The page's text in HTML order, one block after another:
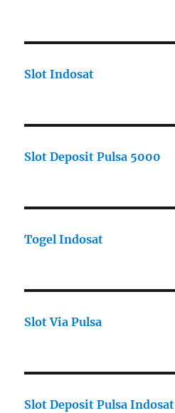
Slot Indosat
Slot Deposit Pulsa 5000
Togel Indosat
Slot Via Pulsa
Slot Deposit Pulsa Indosat